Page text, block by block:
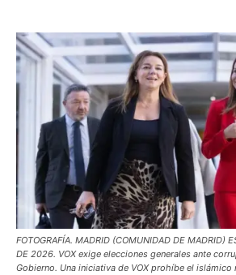
FOTOGRAFÍA. MADRID (COMUNIDAD DE MADRID)
DE 2026. VOX exige elecciones generales ante
Gobierno. Una iniciativa de VOX prohíbe el